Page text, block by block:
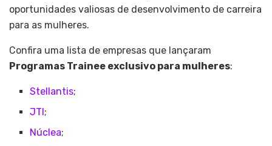
oportunidades valiosas de desenvolvimento de carreira
para as mulheres.
Confira uma lista de empresas que lançaram
Programas Trainee exclusivo para mulheres:
Stellantis;
JTI;
Núclea;